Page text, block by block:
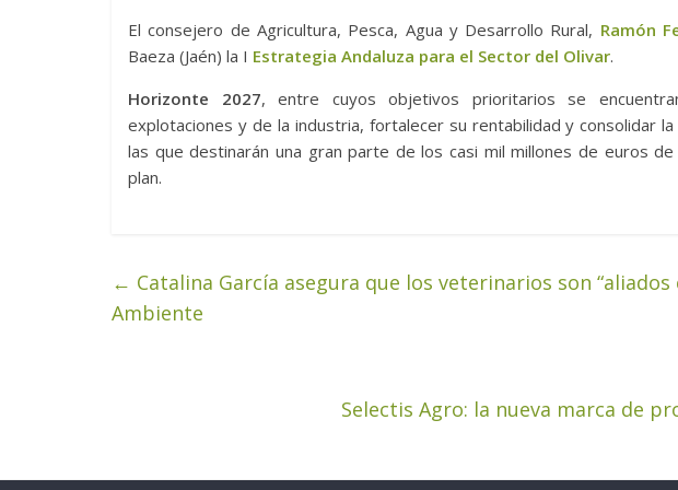
El consejero de Agricultura, Pesca, Agua y Desarrollo Rural, Ramón
Baeza (Jaén) la I Estrategia Andaluza para el Sector del Olivar.
Horizonte 2027, entre cuyos objetivos prioritarios se
explotaciones y de la industria, fortalecer su rentabilidad y consolidar
las que destinarán una gran parte de los casi mil millones de euros
plan.
← Catalina García asegura que los veterinarios son
Ambiente
Selectis Agro: la nueva marca de